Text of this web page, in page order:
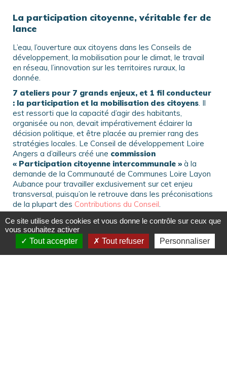
La participation citoyenne, véritable fer de
lance
L’eau, l’ouverture aux citoyens dans les Conseils de
développement, la mobilisation pour le climat, le travail
en réseau, l’innovation sur les territoires ruraux, la
donnée.
7 ateliers pour 7 grands enjeux, et 1 fil conducteur
: la participation et la mobilisation des citoyens. Il
est ressorti que la capacité d’agir des habitants,
organisée ou non, devait impérativement éclairer la
décision politique, et être placée au premier rang des
stratégies locales. Le Conseil de développement Loire
Angers a d’ailleurs créé une commission
« Participation citoyenne intercommunale » à la
demande de la Communauté de Communes Loire Layon
Aubance pour travailler exclusivement sur cet enjeu
transversal, puisqu’on le retrouve dans les préconisations
de la plupart des Contributions du Conseil.
Retrouvez les ateliers, échanges et conférences de ces
rencontres organisées par la
des Conseils de Développement(CNCD) dans les
actes des 13e rencontresou surconseils-de-
Ce site utilise des cookies et vous donne le contrôle sur ceux que
vous souhaitez activer
Tout accepter
Tout refuser Personnaliser